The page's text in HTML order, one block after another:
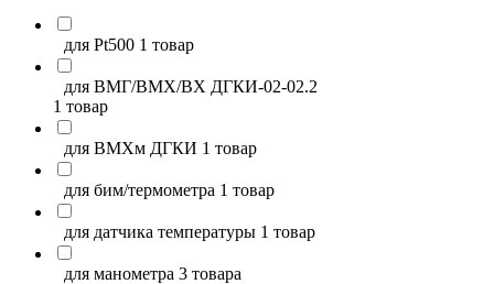
для Pt500 1 товар
для ВМГ/ВМХ/ВХ ДГКИ-02-02.2
1 товар
для ВМХм ДГКИ 1 товар
для бим/термометра 1 товар
для датчика температуры 1 товар
для манометра 3 товара